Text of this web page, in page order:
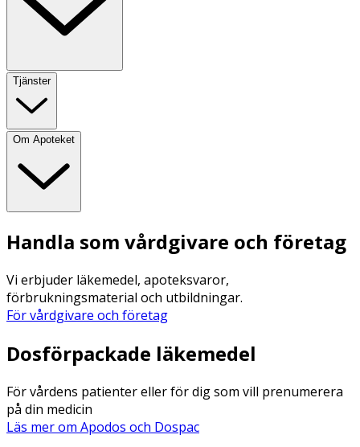
Tjänster
Om Apoteket
Handla som vårdgivare och företag
Vi erbjuder läkemedel, apoteksvaror,
förbrukningsmaterial och utbildningar.
För vårdgivare och företag
Dosförpackade läkemedel
För vårdens patienter eller för dig som vill prenumerera
på din medicin
Läs mer om Apodos och Dospac